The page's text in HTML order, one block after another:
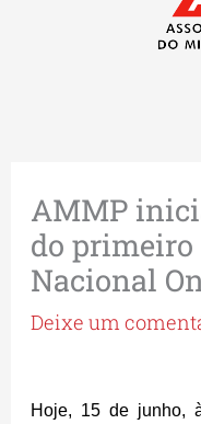
AMMP
do primeiro
Nacional
Deixe um
Hoje, 15 de junho,